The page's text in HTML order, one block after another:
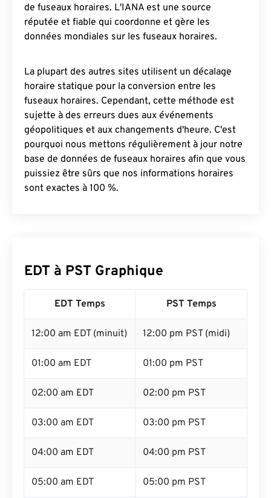
de fuseaux horaires. L'IANA est une source
réputée et fiable qui coordonne et gère les
données mondiales sur les fuseaux horaires.
La plupart des autres sites utilisent un décalage
horaire statique pour la conversion entre les
fuseaux horaires. Cependant, cette méthode est
sujette à des erreurs dues aux événements
géopolitiques et aux changements d'heure. C'est
pourquoi nous mettons régulièrement à jour notre
base de données de fuseaux horaires afin que vous
puissiez être sûrs que nos informations horaires
sont exactes à 100 %.
EDT à PST Graphique
EDT Temps PST Temps
12:00 am EDT (minuit) 12:00 pm PST (midi)
01:00 am EDT 01:00 pm PST
02:00 am EDT 02:00 pm PST
03:00 am EDT 03:00 pm PST
04:00 am EDT 04:00 pm PST
05:00 am EDT 05:00 pm PST